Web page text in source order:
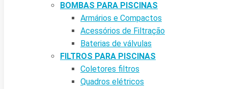
BOMBAS PARA PISCINAS
Armários e Compactos
Acessórios de Filtração
Baterias de válvulas
FILTROS PARA PISCINAS
Coletores filtros
Quadros elétricos